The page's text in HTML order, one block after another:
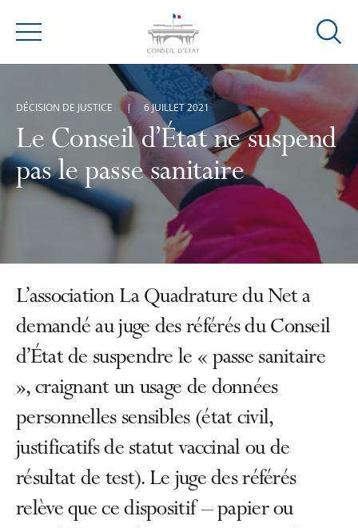
Menu
Ouvrir
de
Le Conseil d’État ne suspend
pas le passe sanitaire
DÉCISION DE JUSTICE 6 JUILLET 2021
L’association La Quadrature du Net a
demandé au juge des référés du Conseil
d’État de suspendre le « passe sanitaire
», craignant un usage de données
personnelles sensibles (état civil,
justificatifs de statut vaccinal ou de
résultat de test). Le juge des référés
relève que ce dispositif – papier ou